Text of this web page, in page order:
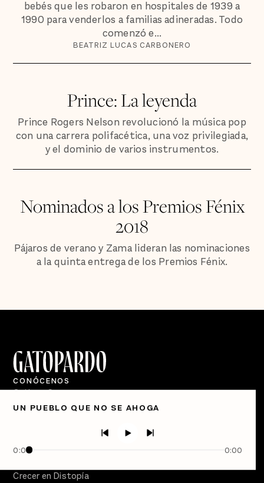
bebés que les robaron en hospitales de 1939 a
1990 para venderlos a familias adineradas. Todo
comenzó e...
BEATRIZ LUCAS CARBONERO
Prince: La leyenda
Prince Rogers Nelson revolucionó la música pop
con una carrera polifacética, una voz privilegiada,
y el dominio de varios instrumentos.
Nominados a los Premios Fénix
2018
Pájaros de verano y Zama lideran las nominaciones
a la quinta entrega de los Premios Fénix.
UN PUEBLO QUE NO SE AHOGA
0:00 0:00
CONÓCENOS
Quiénes Somos
Directorio
Semanario Gatopardo
Crecer en Distopía